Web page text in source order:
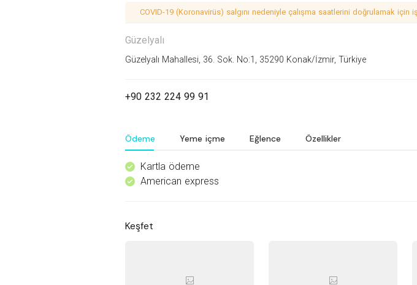
COVID-19 (Koronavirüs) salgını nedeniyle çalışma saatlerini doğrulamak için
Güzelyalı
Güzelyalı Mahallesi, 36. Sok. No:1, 35290 Konak/İzmir, Türkiye
+90 232 224 99 91
Ödeme Yeme içme Eğlence Özellikler
^ Kartla ödeme
^ American express
Keşfet